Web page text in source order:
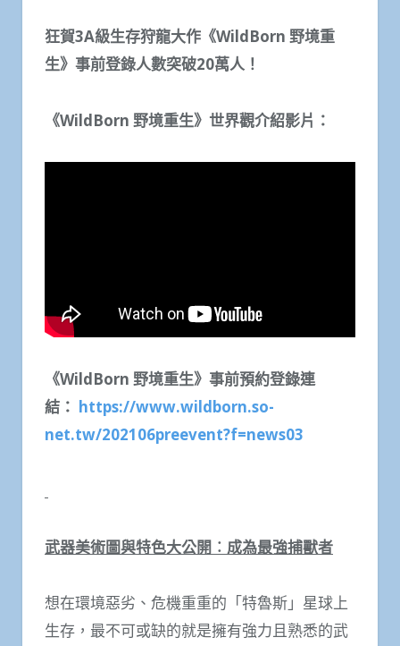
狂賀3A級生存狩龍大作《WildBorn 野境重
生》事前登錄人數突破20萬人！
《WildBorn 野境重生》 世界觀介紹影片：
《WildBorn 野境重生》 事前預約登錄連
結： https://www.wildborn.so-
net.tw/202106preevent?f=news03
武器美術圖與特色大公開︰成為最強捕獸者
想在環境惡劣、危機重重的「特魯斯」星球上
生存，最不可或缺的就是擁有強力且熟悉的武